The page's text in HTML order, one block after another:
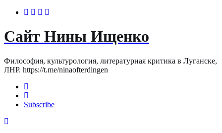
Сайт Нины Ищенко
Философия, культурология, литературная критика в Луганске,
ЛНР. https://t.me/ninaofterdingen
Subscribe